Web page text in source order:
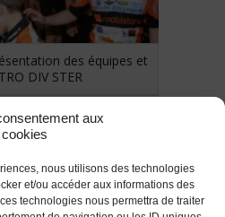
aux
cookies
nous utilisons des technologies
et/ou accéder aux informations des
technologies nous permettra de traiter
des équipes et
DIV STER